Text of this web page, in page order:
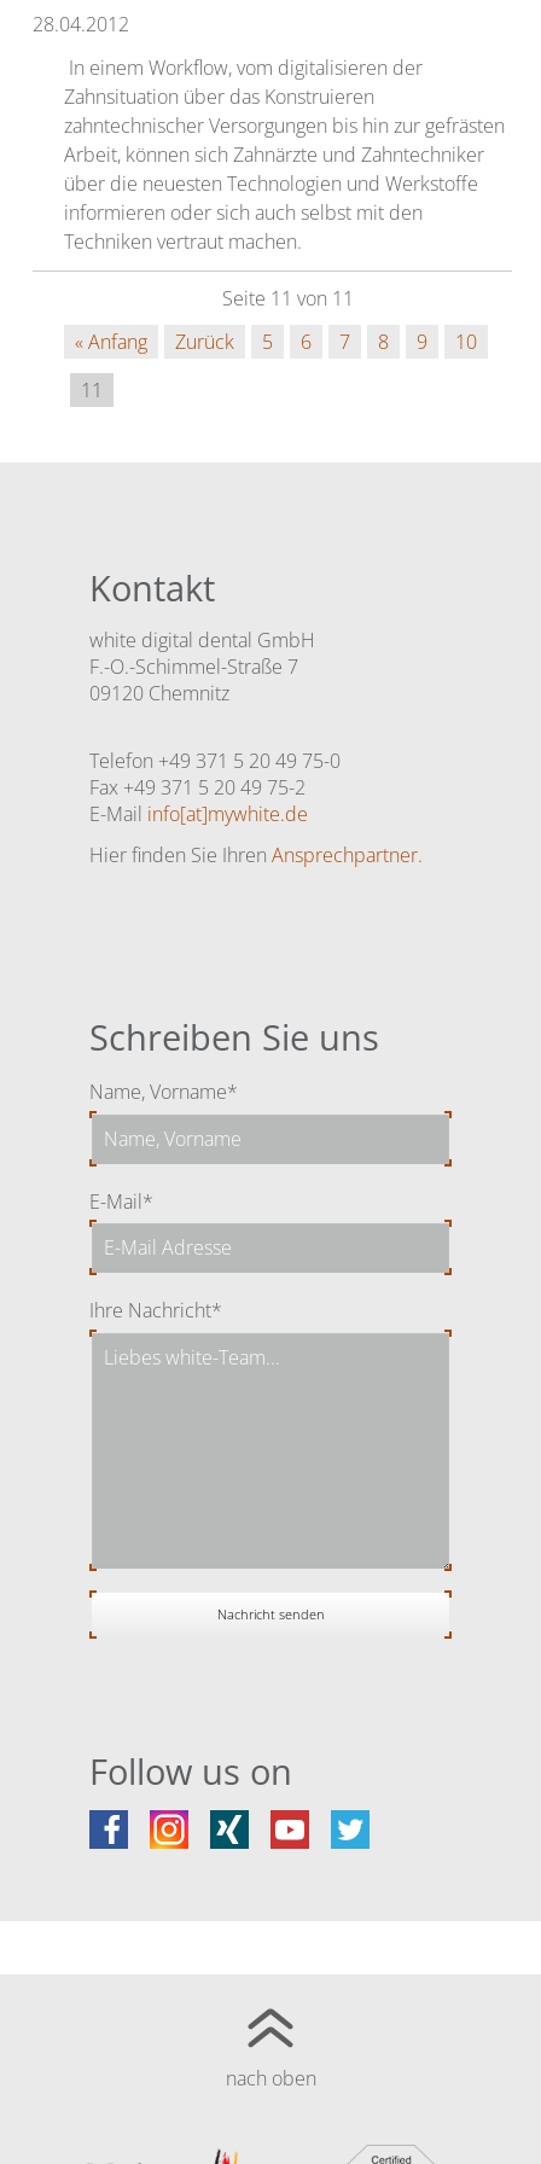
28.04.2012
In einem Workflow, vom digitalisieren der
Zahnsituation über das Konstruieren
zahntechnischer Versorgungen bis hin zur gefrästen
Arbeit, können sich Zahnärzte und Zahntechniker
über die neuesten Technologien und Werkstoffe
informieren oder sich auch selbst mit den
Techniken vertraut machen.
Seite 11 von 11
« Anfang
Zurück 5 6 7 8 9
10
11
Kontakt
white digital dental GmbH
F.-O.-Schimmel-Straße 7
09120 Chemnitz
Telefon +49 371 5 20 49 75-0
Fax +49 371 5 20 49 75-2
E-Mail info[at]mywhite.de
Hier finden Sie Ihren Ansprechpartner.
Schreiben Sie uns
Pflichtfeld
Name, Vorname*
Pflichtfeld
E-Mail*
Pflichtfeld
Ihre Nachricht*
Follow us on
nach oben